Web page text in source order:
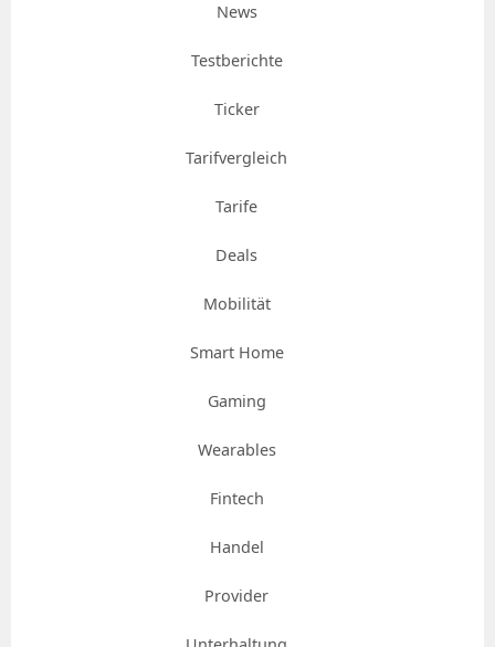
News
Testberichte
Ticker
Tarifvergleich
Tarife
Deals
Mobilität
Smart Home
Gaming
Wearables
Fintech
Handel
Provider